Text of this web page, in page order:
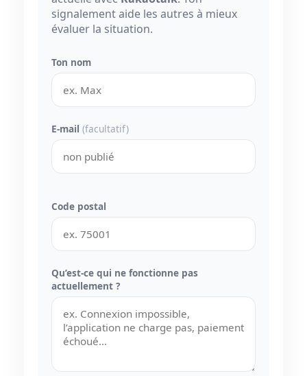
signalement aide les autres à mieux
évaluer la situation.
Ton nom
E-mail (facultatif)
Code postal
Qu’est-ce qui ne fonctionne pas
actuellement ?